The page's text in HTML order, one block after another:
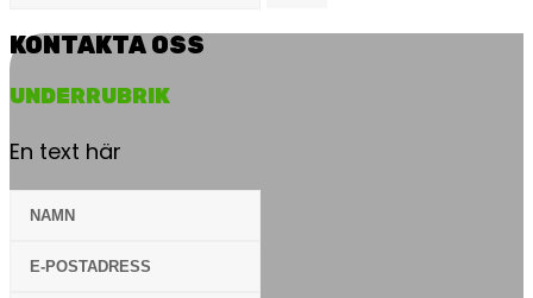
KONTAKTA OSS
UNDERRUBRIK
En text här